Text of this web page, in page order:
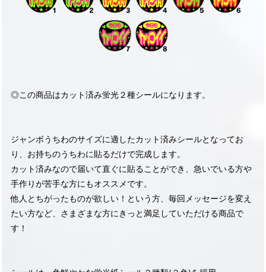
◎この商品はカット済み蛍光２種シールになります。
ジャンボうちわのサイズに適したカット済みシールとなってお
り、お持ちのうちわに貼るだけで完成します。
カット済みなので届いて直ぐに貼ることができ、急いでいる方や
手作りが苦手な方にもオススメです。
他人とちがったものが欲しい！という方、毎回メッセージを変え
たい方など、さまざまな方にきっと満足していただける商品で
す！